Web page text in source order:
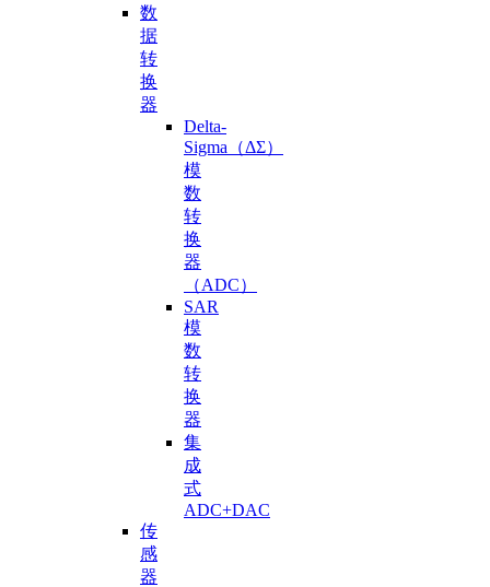
数
据
转
换
器
Delta-
Sigma（ΔΣ）
模
数
转
换
器
（ADC）
SAR
模
数
转
换
器
集
成
式
ADC+DAC
传
感
器